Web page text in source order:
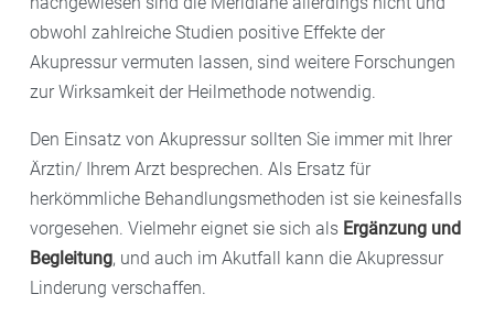
obwohl zahlreiche Studien positive Effekte der
Akupressur vermuten lassen, sind weitere Forschungen
zur Wirksamkeit der Heilmethode notwendig.
Den Einsatz von Akupressur sollten Sie immer mit Ihrer
Ärztin/ Ihrem Arzt besprechen. Als Ersatz für
herkömmliche Behandlungsmethoden ist sie keinesfalls
vorgesehen. Vielmehr eignet sie sich als Ergänzung und
Begleitung, und auch im Akutfall kann die Akupressur
Linderung verschaffen.